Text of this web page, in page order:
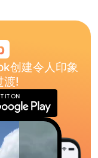
创建令人印象
渡!